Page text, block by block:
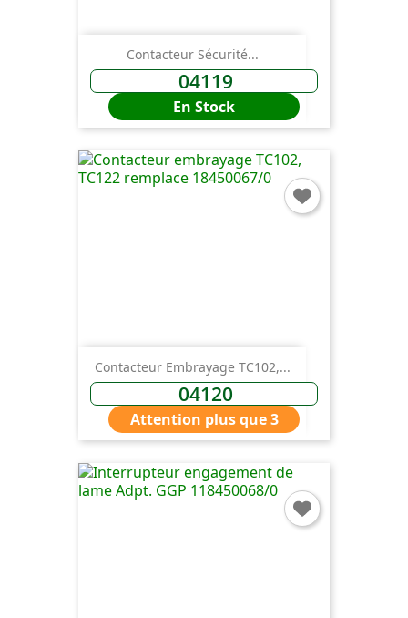
Contacteur Sécurité...
04119
En Stock
Contacteur Embrayage TC102,...
04120
Attention plus que 3